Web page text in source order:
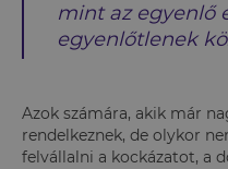
mint az egyenlő
egyenlőtlenek
Azok számára, akik már
rendelkeznek, de olykor
felvállalni a kockázatot, a